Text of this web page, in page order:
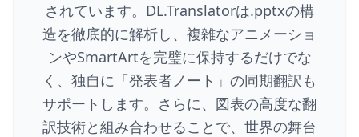
されています。DL.Translatorは.pptxの構
造を徹底的に解析し、複雑なアニメーショ
ンやSmartArtを完璧に保持するだけでな
く、独自に「発表者ノート」の同期翻訳も
サポートします。さらに、図表の高度な翻
訳技術と組み合わせることで、世界の舞台